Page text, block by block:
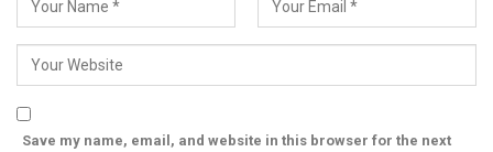
Save my name, email, and website in this browser for the next